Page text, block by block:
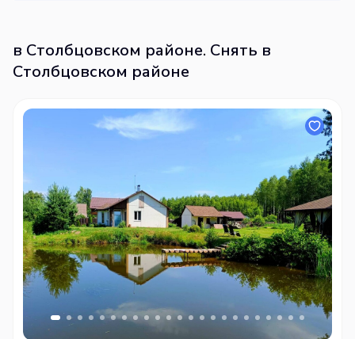
в Столбцовском районе. Снять в
Столбцовском районе